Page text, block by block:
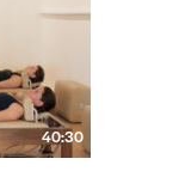
40:30